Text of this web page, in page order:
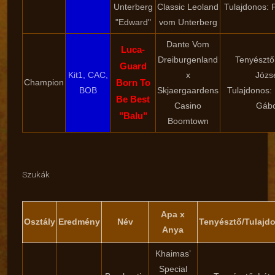
Unterberg
"Edward"
Classic Leoland
vom Unterberg
Tulajdonos:
Champion
Kit1, CAC,
BOB
Luca-
Guard
Born To
Be Best
"Balu"
Dante Vom
Dreiburgenland
x
Skjaergaardens
Casino
Boomtown
Tulajdonos:
Szukák
Osztály Eredmény Név
Apa x
Anya
Tenyésztő/
Khaimas’
Special